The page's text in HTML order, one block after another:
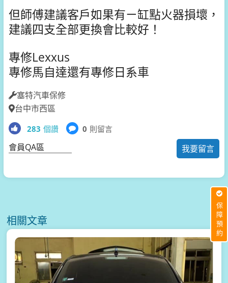
但師傅建議客戶如果有ㄧ缸點火器損壞，
建議四支全部更換會比較好！
專修Lexxus
專修馬自達還有專修日系車
塞特汽車保修
台中市西區
283 個讚 0 則留言
我要留言
會員QA區
相關文章 保障預約